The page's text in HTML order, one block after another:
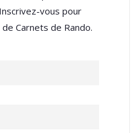
vous pour
Carnets de Rando.